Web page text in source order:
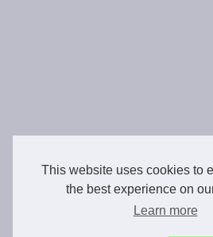
This website uses cookies to
the best experience on
Learn more